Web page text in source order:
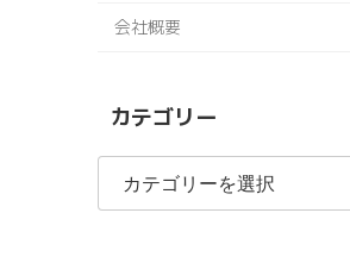
会社概要
カテゴリー
カ
ゴ